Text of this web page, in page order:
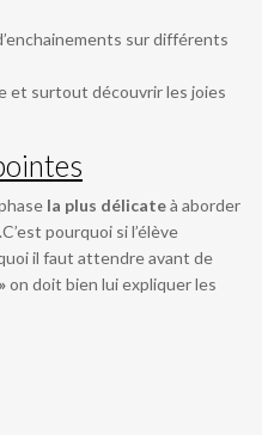
sur différents
et surtout découvrir les joies
la plus délicateà aborder
pourquoi si l’élève
il faut attendre avant de
on doit bien lui expliquer les